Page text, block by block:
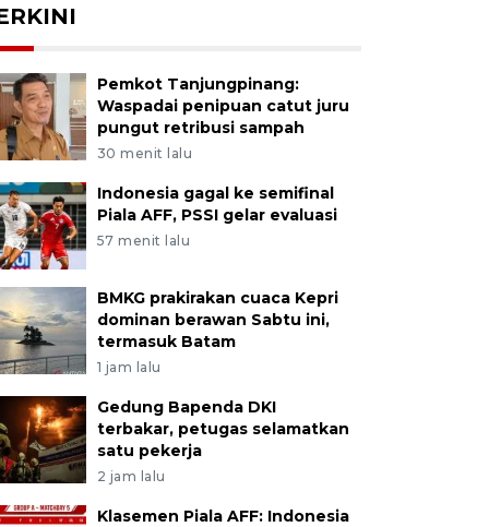
Pemkot Tanjungpinang:
Waspadai penipuan catut juru
pungut retribusi sampah
30 menit lalu
Indonesia gagal ke semifinal
Piala AFF, PSSI gelar evaluasi
57 menit lalu
BMKG prakirakan cuaca Kepri
dominan berawan Sabtu ini,
termasuk Batam
1 jam lalu
Gedung Bapenda DKI
terbakar, petugas selamatkan
satu pekerja
2 jam lalu
Klasemen Piala AFF: Indonesia